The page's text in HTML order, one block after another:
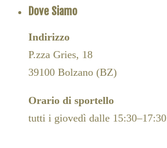
Dove Siamo
Indirizzo
P.zza Gries, 18
39100 Bolzano (BZ)
Orario di sportello
tutti i giovedì dalle 15:30–17:30